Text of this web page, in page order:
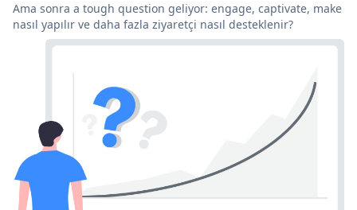
Ama sonra a tough question geliyor: engage, captivate, make
nasıl yapılır ve daha fazla ziyaretçi nasıl desteklenir?